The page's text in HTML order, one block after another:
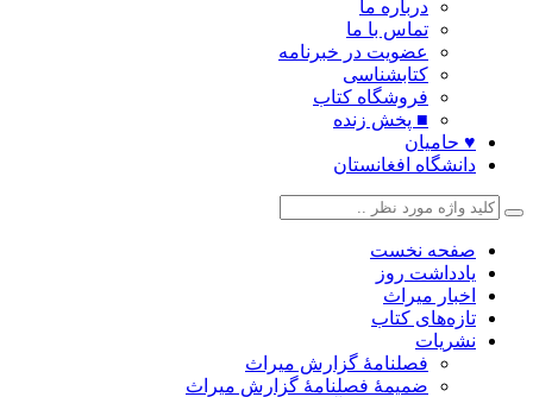
درباره ما
تماس با ما
عضویت در خبرنامه
کتابشناسی
فروشگاه کتاب
■ پخش زنده
♥ حامیان
دانشگاه افغانستان
صفحه نخست
یادداشت روز
اخبار میراث
تازه‌های کتاب
نشریات
فصلنامۀ گزارش میراث
ضمیمۀ فصلنامۀ گزارش میراث